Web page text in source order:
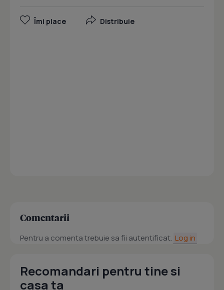
Îmi place Distribuie
Comentarii
Pentru a comenta trebuie sa fii autentificat. Log in
Recomandari pentru tine si
casa ta